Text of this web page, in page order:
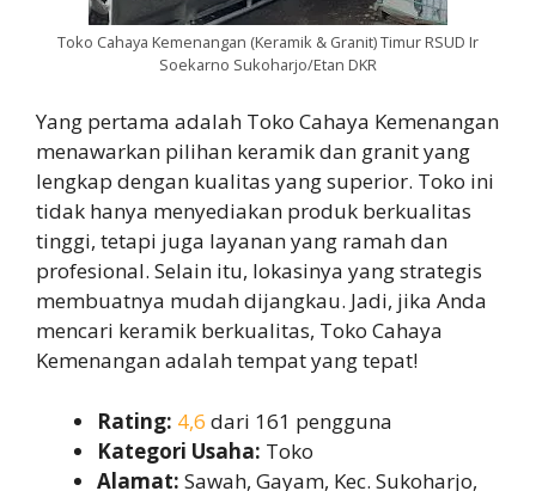
Toko Cahaya Kemenangan (Keramik & Granit) Timur RSUD Ir
Soekarno Sukoharjo/Etan DKR
Yang pertama adalah Toko Cahaya Kemenangan
menawarkan pilihan keramik dan granit yang
lengkap dengan kualitas yang superior. Toko ini
tidak hanya menyediakan produk berkualitas
tinggi, tetapi juga layanan yang ramah dan
profesional. Selain itu, lokasinya yang strategis
membuatnya mudah dijangkau. Jadi, jika Anda
mencari keramik berkualitas, Toko Cahaya
Kemenangan adalah tempat yang tepat!
Rating: 4,6 dari 161 pengguna
Kategori Usaha: Toko
Alamat: Sawah, Gayam, Kec. Sukoharjo,